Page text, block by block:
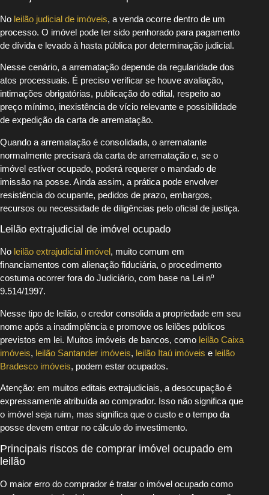
No leilão judicial de imóveis, a venda ocorre dentro de um
processo. O imóvel pode ter sido penhorado para pagamento
de dívida e levado à hasta pública por determinação judicial.
Nesse cenário, a arrematação depende da regularidade dos
atos processuais. É preciso verificar se houve avaliação,
intimações obrigatórias, publicação do edital, respeito ao
preço mínimo, inexistência de vício relevante e possibilidade
de expedição da carta de arrematação.
Quando a arrematação é consolidada, o arrematante
normalmente precisará da carta de arrematação e, se o
imóvel estiver ocupado, poderá requerer o mandado de
imissão na posse. Ainda assim, a prática pode envolver
resistência do ocupante, pedidos de prazo, embargos,
recursos ou necessidade de diligências pelo oficial de justiça.
Leilão extrajudicial de imóvel ocupado
No leilão extrajudicial imóvel, muito comum em
financiamentos com alienação fiduciária, o procedimento
costuma ocorrer fora do Judiciário, com base na Lei nº
9.514/1997.
Nesse tipo de leilão, o credor consolida a propriedade em seu
nome após a inadimplência e promove os leilões públicos
previstos em lei. Muitos imóveis de bancos, como leilão Caixa
imóveis, leilão Santander imóveis, leilão Itaú imóveis e leilão
Bradesco imóveis, podem estar ocupados.
Atenção: em muitos editais extrajudiciais, a desocupação é
expressamente atribuída ao comprador. Isso não significa que
o imóvel seja ruim, mas significa que o custo e o tempo da
posse devem entrar no cálculo do investimento.
Principais riscos de comprar imóvel ocupado em
leilão
O maior erro do comprador é tratar o imóvel ocupado como